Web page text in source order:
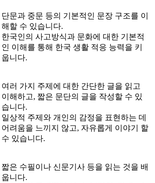
단문과 중문 등의 기본적인 문장 구조를 이
해할 수 있습니다.
한국인의 사고방식과 문화에 대한 기본적
인 이해를 통해 한국 생활 적응 능력을 키
웁니다.
여러 가지 주제에 대한 간단한 글을 읽고
이해하고, 짧은 문단의 글을 작성할 수 있
습니다.
일상적 주제와 개인의 감정을 표현하는 데
어려움을 느끼지 않고, 자유롭게 이야기 할
수 있습니다.
짧은 수필이나 신문기사 등을 읽는 것을 배
웁니다.